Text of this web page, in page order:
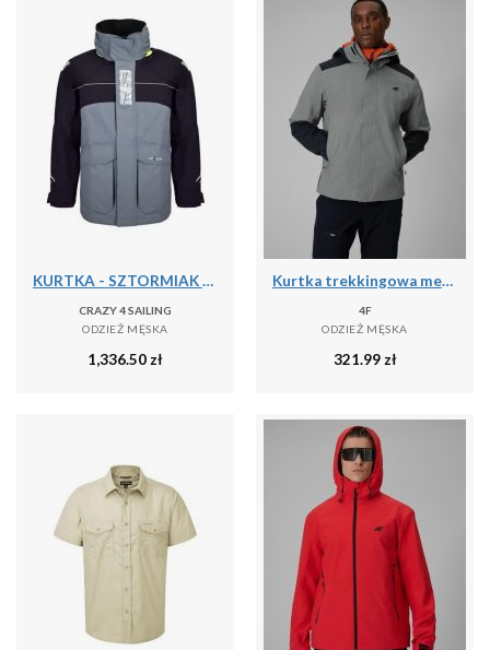
KURTKA - SZTORMIAK C4S BERGEN II CARBON/GRAFIT [M]
CRAZY 4 SAILING
ODZIEŻ MĘSKA
1,336.50 zł
Kurtka trekkingowa membrana 10000 męska 4F 4FRSS26TTJAM1269
4F
ODZIEŻ MĘSKA
321.99 zł